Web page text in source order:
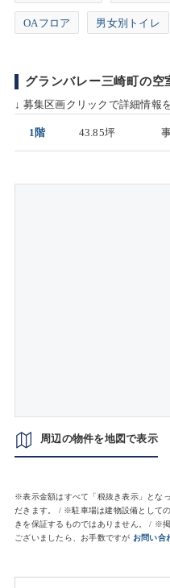
OAフロア 男女別トイレ
グランバレー三崎町の空
↓ 募集区画クリックで詳細情報
1階 43.85坪
周辺の物件を地図で表示
※表示金額はすべて「税抜き表示」とな
だきます。 / ※駐車場は建物設備として
きを保証するものではありません。 / ※
ございましたら、お手数ですが お問い合